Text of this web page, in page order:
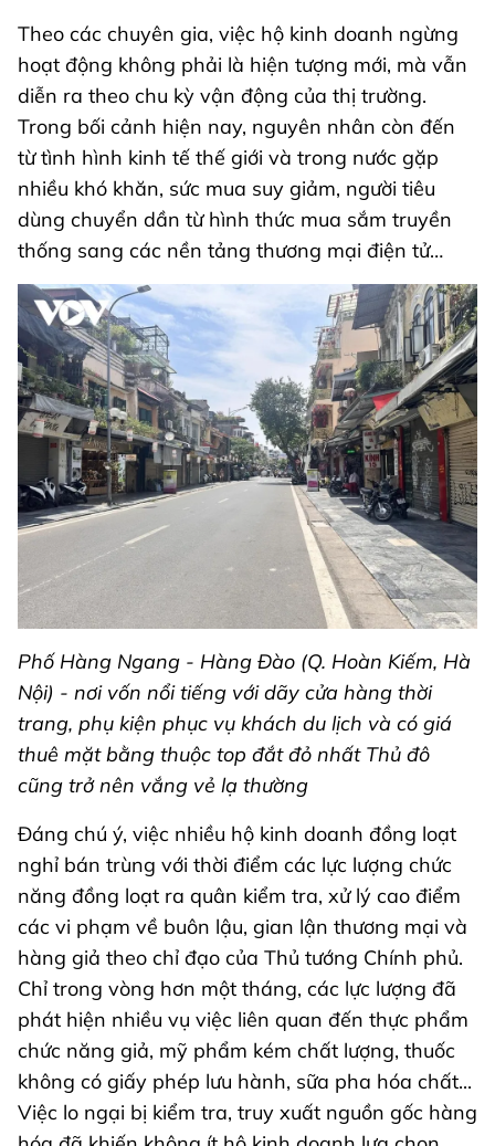
Theo các chuyên gia, việc hộ kinh doanh ngừng
hoạt động không phải là hiện tượng mới, mà vẫn
diễn ra theo chu kỳ vận động của thị trường.
Trong bối cảnh hiện nay, nguyên nhân còn đến
từ tình hình kinh tế thế giới và trong nước gặp
nhiều khó khăn, sức mua suy giảm, người tiêu
dùng chuyển dần từ hình thức mua sắm truyền
thống sang các nền tảng thương mại điện tử…
Phố Hàng Ngang - Hàng Đào (Q. Hoàn Kiếm, Hà
Nội) - nơi vốn nổi tiếng với dãy cửa hàng thời
trang, phụ kiện phục vụ khách du lịch và có giá
thuê mặt bằng thuộc top đắt đỏ nhất Thủ đô
cũng trở nên vắng vẻ lạ thường
Đáng chú ý, việc nhiều hộ kinh doanh đồng loạt
nghỉ bán trùng với thời điểm các lực lượng chức
năng đồng loạt ra quân kiểm tra, xử lý cao điểm
các vi phạm về buôn lậu, gian lận thương mại và
hàng giả theo chỉ đạo của Thủ tướng Chính phủ.
Chỉ trong vòng hơn một tháng, các lực lượng đã
phát hiện nhiều vụ việc liên quan đến thực phẩm
chức năng giả, mỹ phẩm kém chất lượng, thuốc
không có giấy phép lưu hành, sữa pha hóa chất...
Việc lo ngại bị kiểm tra, truy xuất nguồn gốc hàng